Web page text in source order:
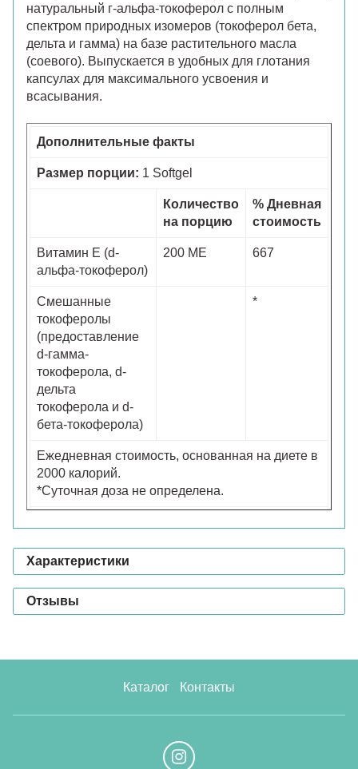
натуральный г-альфа-токоферол с полным
спектром природных изомеров (токоферол бета,
дельта и гамма) на базе растительного масла
(соевого). Выпускается в удобных для глотания
капсулах для максимального усвоения и
всасывания.
Дополнительные факты
Размер порции: 1 Softgel
Количество
на порцию
% Дневная
стоимость
Витамин Е (d-
альфа-токоферол)
200 МЕ 667
Смешанные
токоферолы
(предоставление
d-гамма-
токоферола, d-
дельта
токоферола и d-
бета-токоферола)
*
Ежедневная стоимость, основанная на диете в
2000 калорий.
*Суточная доза не определена.
Характеристики
Отзывы
Каталог Контакты